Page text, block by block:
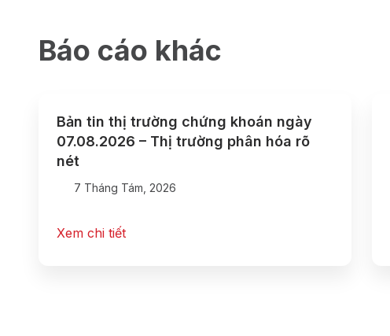
Báo cáo khác
Bản tin thị trường chứng khoán ngày
07.08.2026 – Thị trường phân hóa rõ
nét
7 Tháng Tám, 2026
Xem chi tiết